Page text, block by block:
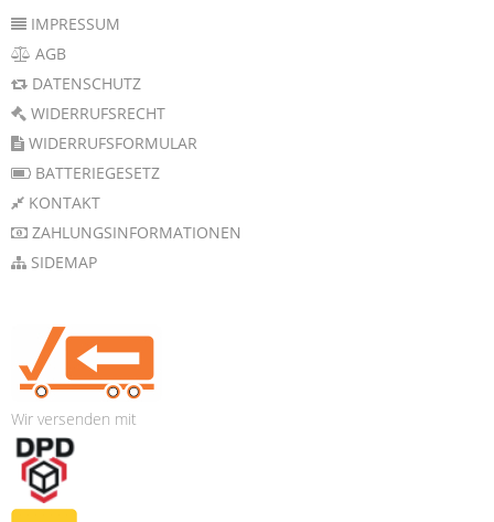
IMPRESSUM
AGB
DATENSCHUTZ
WIDERRUFSRECHT
WIDERRUFSFORMULAR
BATTERIEGESETZ
KONTAKT
ZAHLUNGSINFORMATIONEN
SIDEMAP
Wir versenden mit